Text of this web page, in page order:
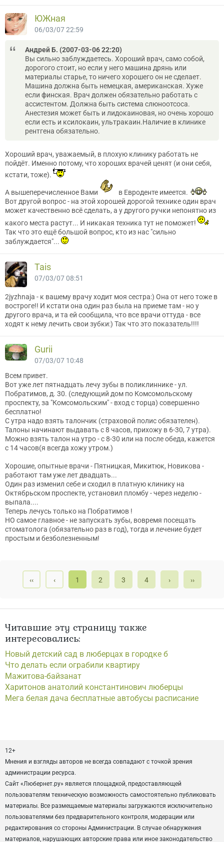
ЮЖная
06/03/07 22:59
Андрей Б. (2007-03-06 22:20)
Вы сильно заблуждаетесь. Хороший врач, само собой,
дорогого стоит, но если у него машина дрянь или
материалы старье, то ничего хорошего он не сделает.
Машина должна быть немецкая, американская. Хуже
если финская. Врач должен обязательно работать с
ассистентом. Должна быть система слюноотсоса.
Анестезия может быть и лидокаиновая, но очень хорошо
если есть и ксилокаин, ультракаин.Наличие в клинике
рентгена обязательно.
Хороший врач, уважаемый, в плохую клинику работать не
пойдёт. Именно потому, что хороших врачей ценят (и они себя,
кстати, тоже).
А вышеперечисленное Вами
в Евроденте имеется.
Вот другой вопрос - на этой хорошей дорогой технике один врач
может качественно всё сделать, а у другого ручки непонятно из
какого места растут... И никакая техника тут не поможет!
Так что это ещё большой вопрос, кто из нас "сильно
заблуждается"...
Tais
07/03/07 08:51
2jyzhnaja - к вашему врачу ходит моя сестра:) Она от него тоже в
востроге!! И кстати она один раз была на приеме там - но у
другого врача, и та ей сообщила, что все врачи оттуда - все
ходят к нему лечить свои зубки:) Так что это показатель!!!!
Gurii
07/03/07 10:48
Всем привет.
Вот уже лет пятнадцать лечу зубы в поликлиннике - ул.
Побратимов, д. 30. (следующий дом по Комсомольскому
проспекту, за "Комсомольским" - вход с торца) совершенно
бесплатно!
С утра надо взять талончик (страховой полис обязателен).
Талоны начинают выдавать с 8 часов, прихожу в 6-30, 7 утра).
Можно взять талон на утро - с 8-30 или на после обеда, кажется
с 14 часов(я всегда хожу утром.)
Хорошие, опытные врачи - Пятницкая, Микитюк, Новикова -
работают там уже лет двадцать...
Один раз изменил себе и сходил в платную клинику на
Октябрьском проспекте, установил пломбу - через неделю -
выпала....
Теперь лечусь только на Побратимов !
НО самое главное - не запускать зубы, вовремя посещать
стоматолога (обязательно раз в год), тогда и лечение будет
простым и безболезненным!
‹‹ ‹ 1 2 3 4 › ››
Читавшие эту страницу также
интересовались:
Новый детский сад в люберцах в городке б
Что делать если ограбили квартиру
Мажитова-байзанат
Харитонов анатолий константинович люберцы
Мега белая дача бесплатные автобусы расписание
12+
Мнения и взгляды авторов не всегда совпадают с точкой зрения
администрации ресурса.
Сайт «Любернет.ру» является площадкой, предоставляющей
пользователям техническую возможность самостоятельно публиковать
материалы. Все размещаемые материалы загружаются исключительно
пользователями без предварительного контроля, модерации или
редактирования со стороны Администрации. В случае обнаружения
материалов, нарушающих авторские права или иное законодательство